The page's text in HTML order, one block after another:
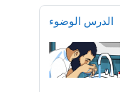
الدرس الوضوء